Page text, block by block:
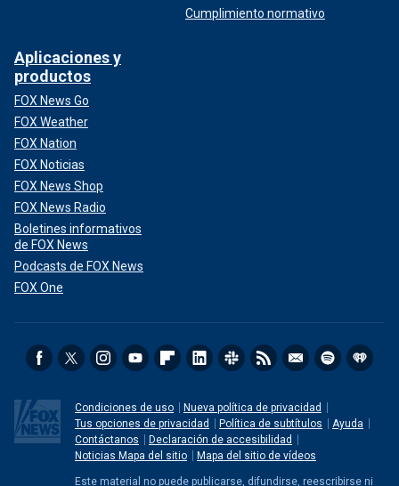
Cumplimiento normativo
Aplicaciones y
productos
FOX News Go
FOX Weather
FOX Nation
FOX Noticias
FOX News Shop
FOX News Radio
Boletines informativos
de FOX News
Podcasts de FOX News
FOX One
Condiciones de uso
Nueva política de privacidad
Tus opciones de privacidad
Política de subtítulos
Ayuda
Contáctanos
Declaración de accesibilidad
Noticias Mapa del sitio
Mapa del sitio de vídeos
Este material no puede publicarse, difundirse, reescribirse ni